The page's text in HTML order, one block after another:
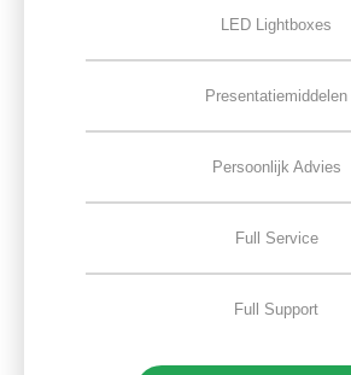
LED Lightboxes
Presentatiemiddelen
Persoonlijk Advies
Full Service
Full Support